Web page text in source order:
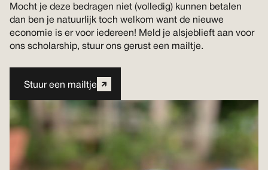
Mocht je deze bedragen niet (volledig) kunnen betalen
dan ben je natuurlijk toch welkom want de nieuwe
economie is er voor iedereen! Meld je alsjeblieft aan voor
ons scholarship, stuur ons gerust een mailtje.
Stuur een mailtje